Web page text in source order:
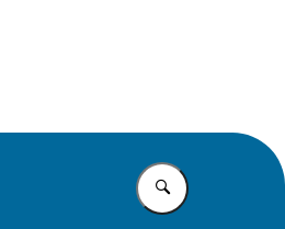
Vul in wat u